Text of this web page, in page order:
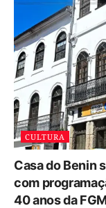
CULTURA
Casa do Benin
com
40 anos da